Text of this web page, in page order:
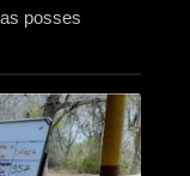
posses